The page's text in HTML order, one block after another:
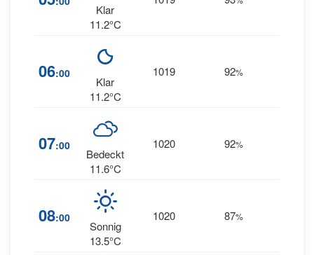
Klar
11.2°C
06:00
Klar
11.2°C
1019 92%
07:00
Bedeckt
11.6°C
1020 92%
08:00
Sonnig
13.5°C
1020 87%